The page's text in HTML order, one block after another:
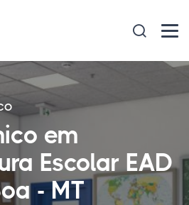
em
Escolar EAD
- MT